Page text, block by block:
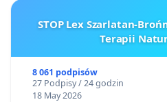
STOP Lex Szarlatan-
Terapii
8 061 podpisów
27 Podpisy / 24 godzin
18 May 2026